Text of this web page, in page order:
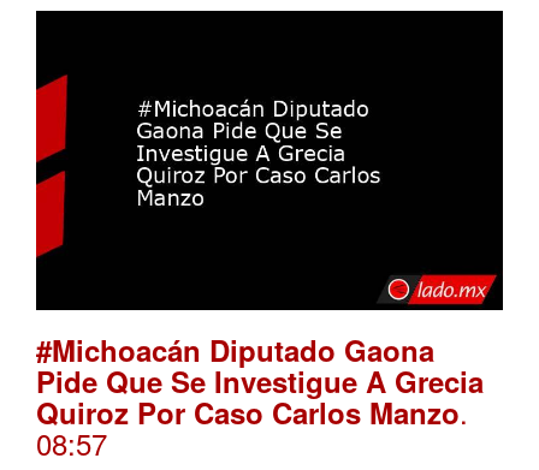
#Michoacán Diputado Gaona
Pide Que Se Investigue A Grecia
Quiroz Por Caso Carlos Manzo.
08:57